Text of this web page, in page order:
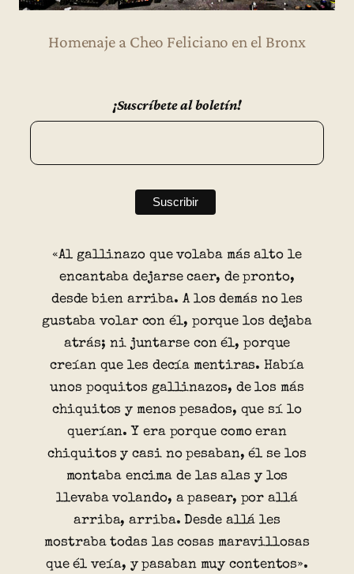
Homenaje a Cheo Feliciano en el Bronx
¡Suscríbete al boletín!
«Al gallinazo que volaba más alto le
encantaba dejarse caer, de pronto,
desde bien arriba. A los demás no les
gustaba volar con él, porque los dejaba
atrás; ni juntarse con él, porque
creían que les decía mentiras. Había
unos poquitos gallinazos, de los más
chiquitos y menos pesados, que sí lo
querían. Y era porque como eran
chiquitos y casi no pesaban, él se los
montaba encima de las alas y los
llevaba volando, a pasear, por allá
arriba, arriba. Desde allá les
mostraba todas las cosas maravillosas
que él veía, y pasaban muy contentos».